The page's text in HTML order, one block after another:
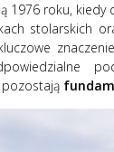
1976 roku, kiedy
stolarskich